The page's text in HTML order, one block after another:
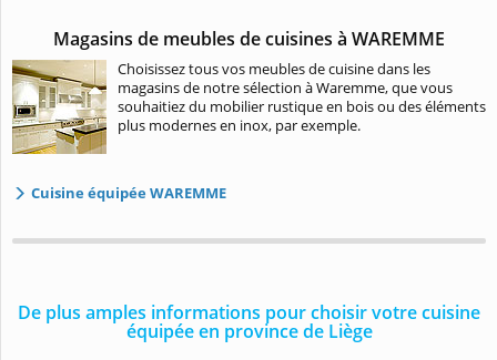
Magasins de meubles de cuisines à WAREMME
Choisissez tous vos meubles de cuisine dans les
magasins de notre sélection à Waremme, que vous
souhaitiez du mobilier rustique en bois ou des éléments
plus modernes en inox, par exemple.
Cuisine équipée WAREMME
De plus amples informations pour choisir votre cuisine
équipée en province de Liège